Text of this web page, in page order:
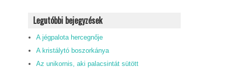
Legutóbbi bejegyzések
A jégpalota hercegnője
A kristálytó boszorkánya
Az unikornis, aki palacsintát sütött